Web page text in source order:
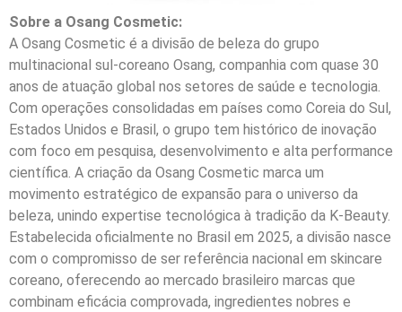
Sobre a Osang Cosmetic:
A Osang Cosmetic é a divisão de beleza do grupo
multinacional sul-coreano Osang, companhia com quase 30
anos de atuação global nos setores de saúde e tecnologia.
Com operações consolidadas em países como Coreia do Sul,
Estados Unidos e Brasil, o grupo tem histórico de inovação
com foco em pesquisa, desenvolvimento e alta performance
científica. A criação da Osang Cosmetic marca um
movimento estratégico de expansão para o universo da
beleza, unindo expertise tecnológica à tradição da K-Beauty.
Estabelecida oficialmente no Brasil em 2025, a divisão nasce
com o compromisso de ser referência nacional em skincare
coreano, oferecendo ao mercado brasileiro marcas que
combinam eficácia comprovada, ingredientes nobres e